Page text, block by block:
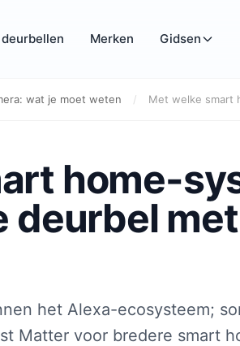
Merken Gidsen
wat je moet weten / Met welke smart
home-
deurbel
het Alexa-ecosysteem;
Matter voor bredere smart